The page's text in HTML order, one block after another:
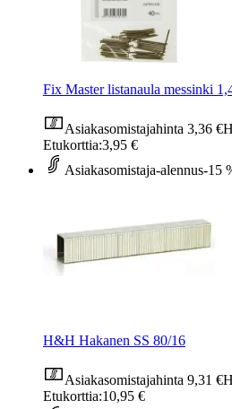
Fix Master listanaula messinki
Asiakasomistajahinta 3,36 €
Etukorttia:3,95 €
Asiakasomistaja-alennus-15
H&H Hakanen SS 80/16
Asiakasomistajahinta 9,31 €
Etukorttia:10,95 €